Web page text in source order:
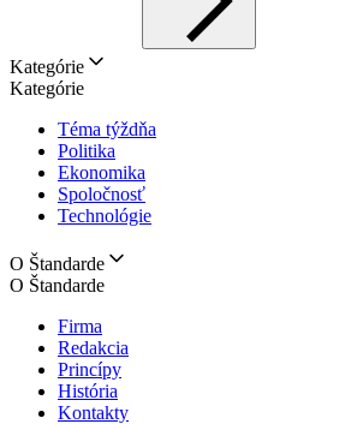
Kategórie
Kategórie
Téma týždňa
Politika
Ekonomika
Spoločnosť
Technológie
O Štandarde
O Štandarde
Firma
Redakcia
Princípy
História
Kontakty